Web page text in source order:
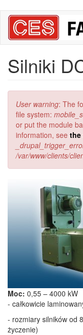
Przejdź
treści
Silniki
Komunikat
o
błędzie
User warning: The
file system:
or put the module
information, see the
/var/www/clients/
Moc: 0,55 – 4000 kW
- całkowicie
- rozmiary silników od
życzenie)